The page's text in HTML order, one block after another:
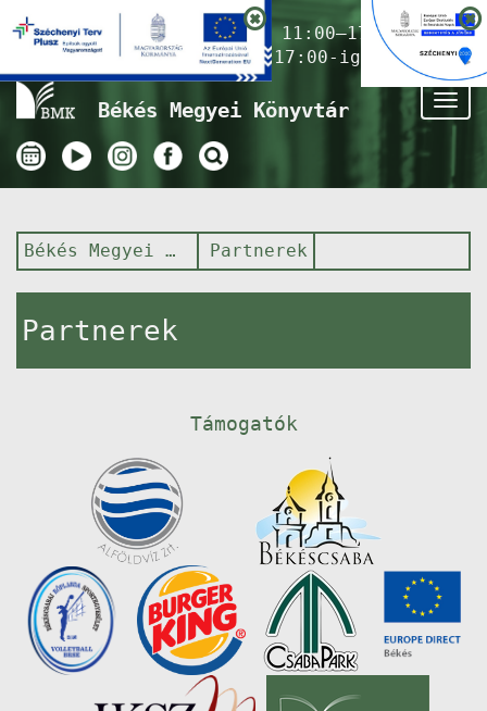
Nyitvatartás ma:11:00–17:00
(Gyermekkönyvtár 17:00-ig)
Békés Megyei Könyvtár
Békés Megyei Könyvtár Partnerek
Partnerek
Támogatók